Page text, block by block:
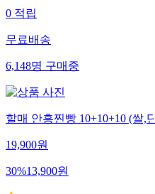
0적립
무료배송
6,148명구매중
할매 안흥찐빵 10+10+10 (쌀,
19,900원
30%13,900원